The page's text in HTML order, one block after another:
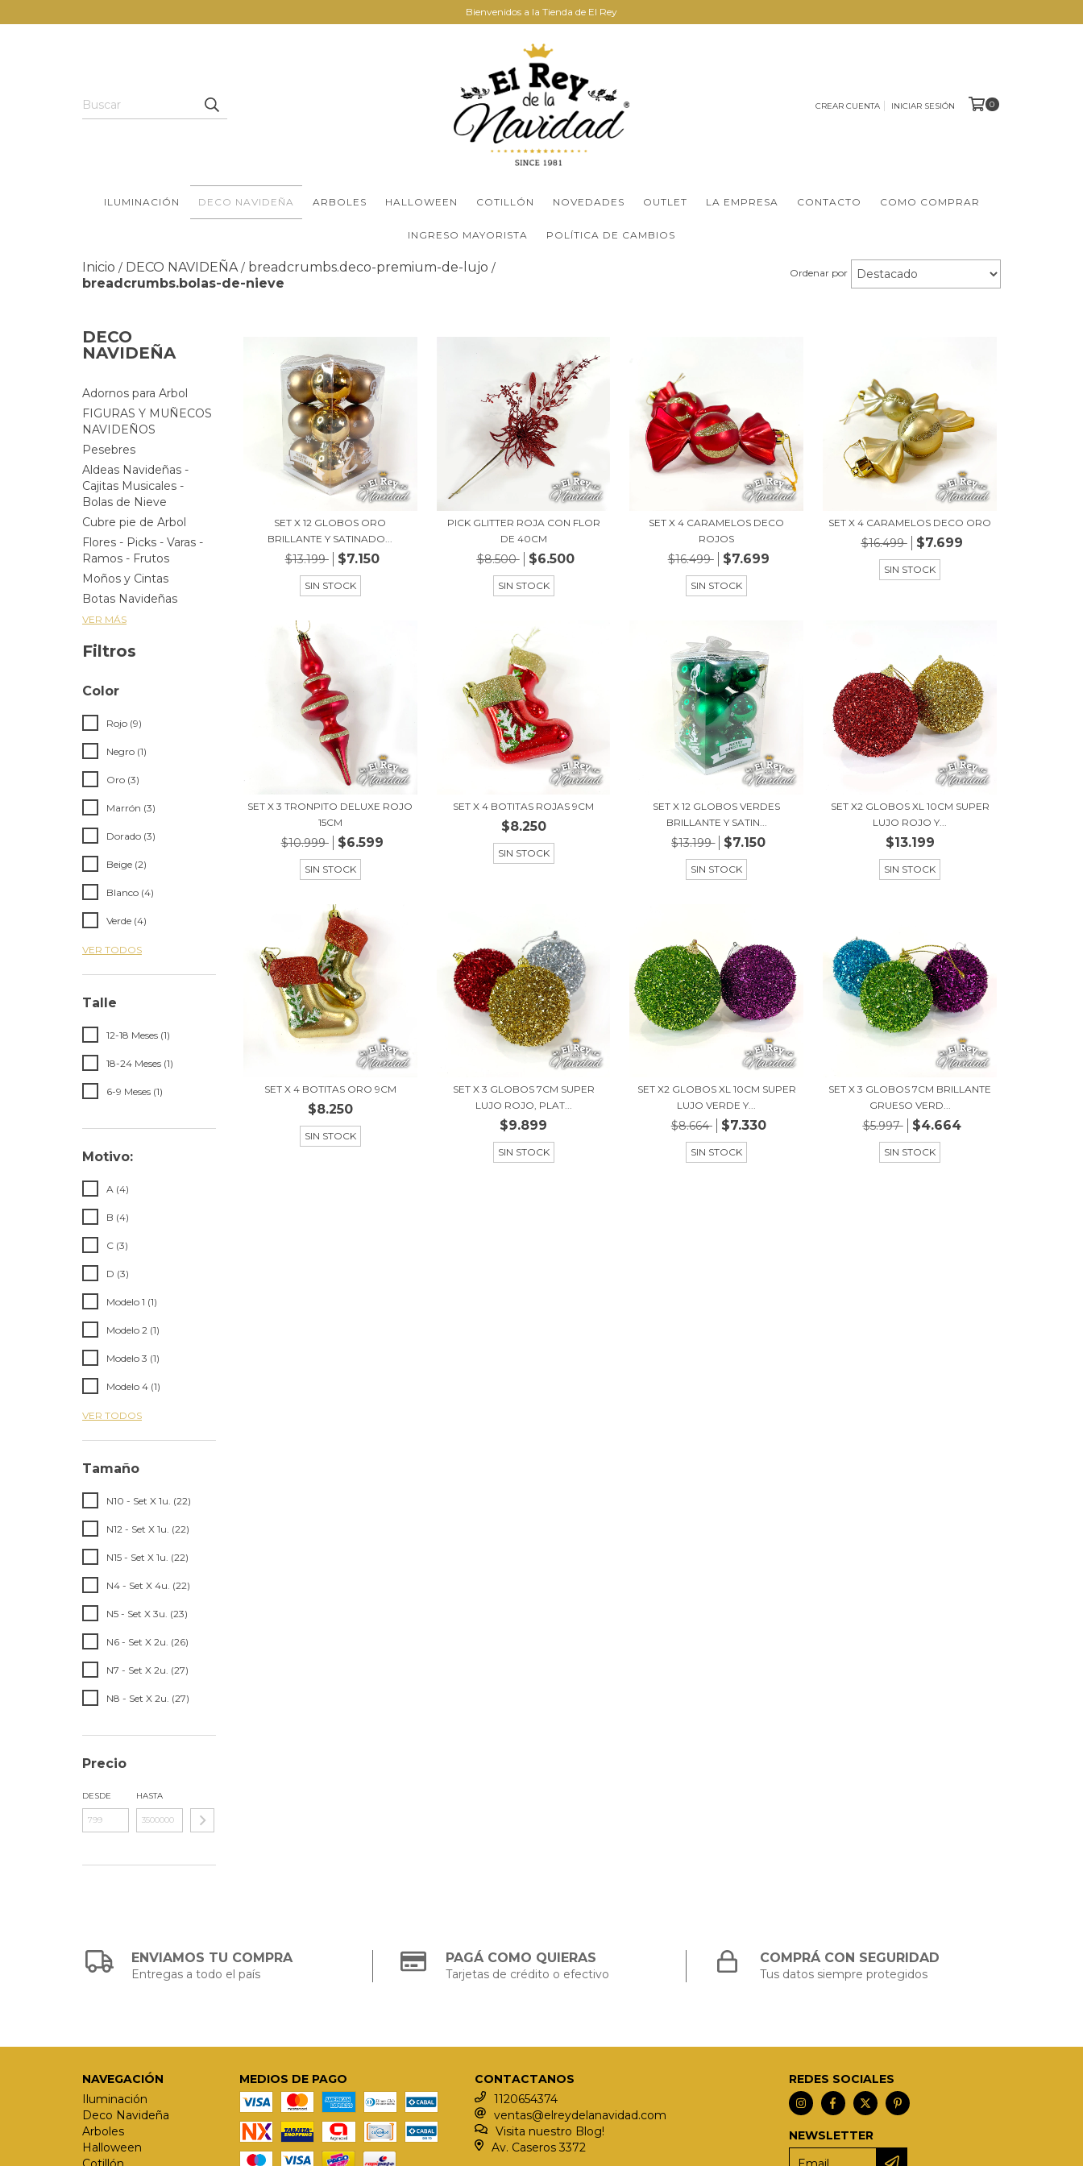
Bienvenidos a la Tienda de El Rey
CREAR CUENTA INICIAR SESIÓN 0
ILUMINACIÓN DECO NAVIDEÑA ARBOLES HALLOWEEN COTILLÓN NOVEDADES OUTLET LA EMPRESA CONTACTO COMO COMPRAR
INGRESO MAYORISTA POLÍTICA DE CAMBIOS
Inicio / DECO NAVIDEÑA / breadcrumbs.deco-premium-de-lujo /
breadcrumbs.bolas-de-nieve
Ordenar por
DECO
NAVIDEÑA
Adornos para Arbol
FIGURAS Y MUÑECOS
NAVIDEÑOS
Pesebres
Aldeas Navideñas -
Cajitas Musicales -
Bolas de Nieve
Cubre pie de Arbol
Flores - Picks - Varas -
Ramos - Frutos
Moños y Cintas
Botas Navideñas
VER MÁS
Filtros
Color
Rojo (9)
Negro (1)
Oro (3)
Marrón (3)
Dorado (3)
Beige (2)
Blanco (4)
Verde (4)
VER TODOS
Talle
12-18 Meses (1)
18-24 Meses (1)
6-9 Meses (1)
Motivo:
A (4)
B (4)
C (3)
D (3)
Modelo 1 (1)
Modelo 2 (1)
Modelo 3 (1)
Modelo 4 (1)
VER TODOS
Tamaño
N10 - Set X 1u. (22)
N12 - Set X 1u. (22)
N15 - Set X 1u. (22)
N4 - Set X 4u. (22)
N5 - Set X 3u. (23)
N6 - Set X 2u. (26)
N7 - Set X 2u. (27)
N8 - Set X 2u. (27)
Precio
DESDE HASTA
SET X 12 GLOBOS ORO
BRILLANTE Y SATINADO...
$13.199 $7.150
SIN STOCK
PICK GLITTER ROJA CON FLOR
DE 40CM
$8.500 $6.500
SIN STOCK
SET X 4 CARAMELOS DECO
ROJOS
$16.499 $7.699
SIN STOCK
SET X 4 CARAMELOS DECO ORO
$16.499 $7.699
SIN STOCK
SET X 3 TRONPITO DELUXE ROJO
15CM
$10.999 $6.599
SIN STOCK
SET X 4 BOTITAS ROJAS 9CM
$8.250
SIN STOCK
SET X 12 GLOBOS VERDES
BRILLANTE Y SATIN...
$13.199 $7.150
SIN STOCK
SET X2 GLOBOS XL 10CM SUPER
LUJO ROJO Y...
$13.199
SIN STOCK
SET X 4 BOTITAS ORO 9CM
$8.250
SIN STOCK
SET X 3 GLOBOS 7CM SUPER
LUJO ROJO, PLAT...
$9.899
SIN STOCK
SET X2 GLOBOS XL 10CM SUPER
LUJO VERDE Y...
$8.664 $7.330
SIN STOCK
SET X 3 GLOBOS 7CM BRILLANTE
GRUESO VERD...
$5.997 $4.664
SIN STOCK
ENVIAMOS TU COMPRA
Entregas a todo el país
PAGÁ COMO QUIERAS
Tarjetas de crédito o efectivo
COMPRÁ CON SEGURIDAD
Tus datos siempre protegidos
NAVEGACIÓN
Iluminación
Deco Navideña
Arboles
Halloween
MEDIOS DE PAGO
CONTACTANOS
1120654374
ventas@elreydelanavidad.com
Visita nuestro Blog!
Av. Caseros 3372
REDES SOCIALES
NEWSLETTER